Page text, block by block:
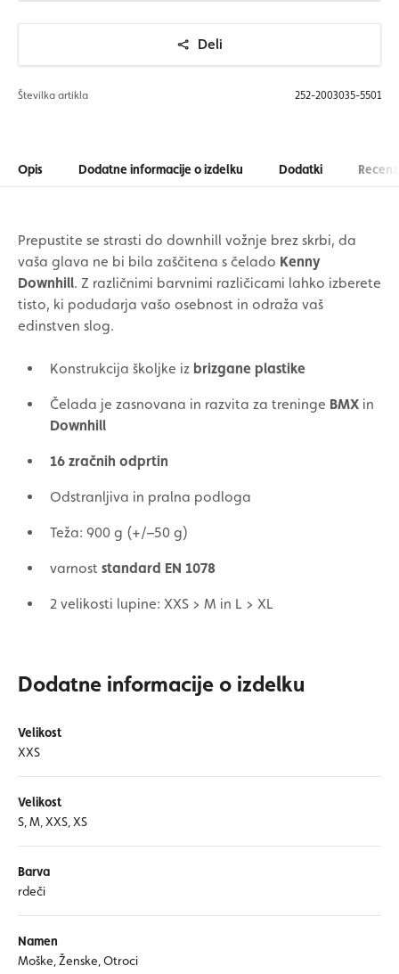
Deli
Številka artikla 252-2003035-5501
Opis Dodatne informacije o izdelku Dodatki
Prepustite se strasti do downhill vožnje brez skrbi, da
vaša glava ne bi bila zaščitena s čelado Kenny
Downhill. Z različnimi barvnimi različicami lahko izberete
tisto, ki podudarja vašo osebnost in odraža vaš
edinstven slog.
Konstrukcija školjke iz brizgane plastike
Čelada je zasnovana in razvita za treninge BMX in
Downhill
16 zračnih odprtin
Odstranljiva in pralna podloga
Teža: 900 g (+/–50 g)
varnost standard EN 1078
2 velikosti lupine: XXS > M in L > XL
Dodatne informacije o izdelku
Velikost
XXS
Velikost
S, M, XXS, XS
Barva
rdeči
Namen
Moške, Ženske, Otroci